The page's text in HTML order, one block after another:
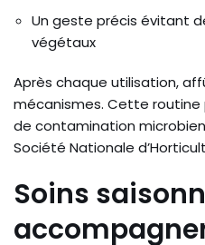
Un geste précis évitant
végétaux
Après chaque utilisation,
mécanismes. Cette routine
de contamination
Société Nationale
Soins